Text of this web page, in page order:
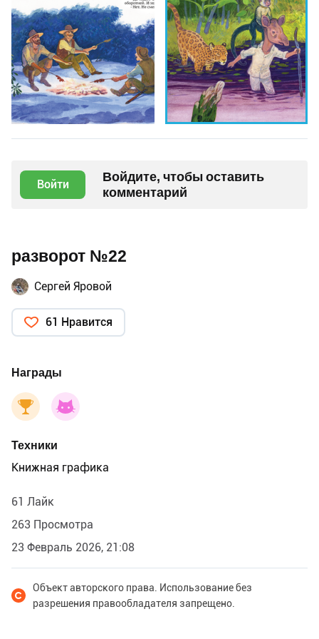
Войти
Войдите, чтобы оставить
комментарий
разворот №22
Сергей Яровой
61 Нравится
Награды
Техники
Книжная графика
61 Лайк
263 Просмотра
23 Февраль 2026, 21:08
Объект авторского права. Использование без
разрешения правообладателя запрещено.